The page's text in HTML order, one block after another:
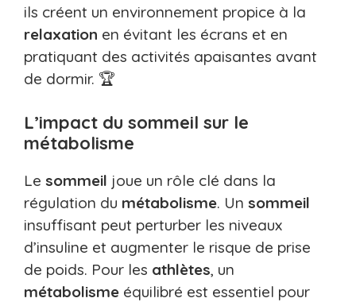
ils créent un environnement propice à la
relaxation en évitant les écrans et en
pratiquant des activités apaisantes avant
de dormir. 🏆
L’impact du sommeil sur le
métabolisme
Le sommeil joue un rôle clé dans la
régulation du métabolisme. Un sommeil
insuffisant peut perturber les niveaux
d’insuline et augmenter le risque de prise
de poids. Pour les athlètes, un
métabolisme équilibré est essentiel pour